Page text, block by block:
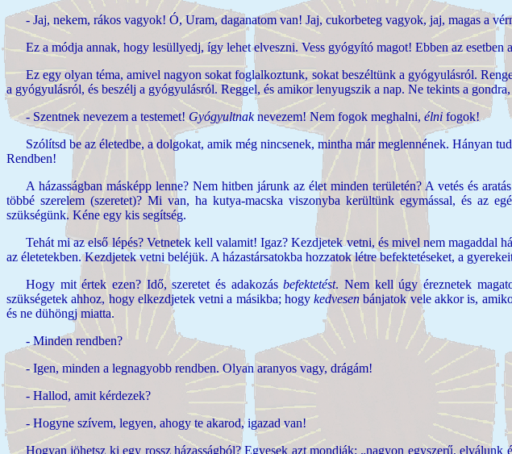
- Jaj, nekem, rákos vagyok! Ó, Uram, daganatom van! Jaj, cukorbeteg vagyok, jaj, magas a
Ez a módja annak, hogy lesüllyedj, így lehet elveszni. Vess gyógyító magot! Ebben az esetben
Ez egy olyan téma, amivel nagyon sokat foglalkoztunk, sokat beszéltünk a gyógyulásról.
a gyógyulásról, és beszélj a gyógyulásról. Reggel, és amikor lenyugszik a nap. Ne tekints a
- Szentnek nevezem a testemet! Gyógyultnaknevezem! Nem fogok meghalni, élni fogok!
Szólítsd be az életedbe, a dolgokat, amik még nincsenek, mintha már meglennének.
Rendben!
A házasságban másképp lenne? Nem hitben járunk az élet minden területén? A vetés és
többé szerelem (szeretet)? Mi van, ha kutya-macska viszonyba kerültünk egymással, és az
szükségünk. Kéne egy kis segítség.
Tehát mi az első lépés? Vetnetek kell valamit! Igaz? Kezdjetek vetni, és mivel nem magaddal
az életetekben. Kezdjetek vetni beléjük. A házastársatokba hozzatok létre befektetéseket, a
Hogy mit értek ezen? Idő, szeretet és adakozásbefektetést. Nem kell úgy éreznetek
szükségetek ahhoz, hogy elkezdjetek vetni a másikba; hogykedvesen bánjatok vele akkor is,
és ne dühöngj miatta.
- Minden rendben?
- Igen, minden a legnagyobb rendben. Olyan aranyos vagy, drágám!
- Hallod, amit kérdezek?
- Hogyne szívem, legyen, ahogy te akarod, igazad van!
Hogyan jöhetsz ki egy rossz házasságból? Egyesek azt mondják: „nagyon egyszerű,